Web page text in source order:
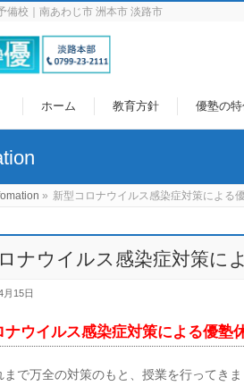
備校｜南あわじ市 洲本市 淡路市
ホーム 教育方針 優塾の
» 新型コロナウイルス感染症対策による
ナウイルス感染症対策に
月15日
ナウイルス感染症対策による優塾
まで万全の対策のもと、授業を行ってき